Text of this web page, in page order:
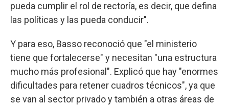
pueda cumplir el rol de rectoría, es decir, que defina
las políticas y las pueda conducir".
Y para eso, Basso reconoció que "el ministerio
tiene que fortalecerse" y necesitan "una estructura
mucho más profesional". Explicó que hay "enormes
dificultades para retener cuadros técnicos", ya que
se van al sector privado y también a otras áreas de